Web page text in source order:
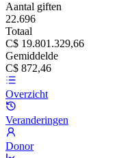
Aantal giften
22.696
Totaal
C$ 19.801.329,66
Gemiddelde
C$ 872,46
Overzicht
Veranderingen
Donor